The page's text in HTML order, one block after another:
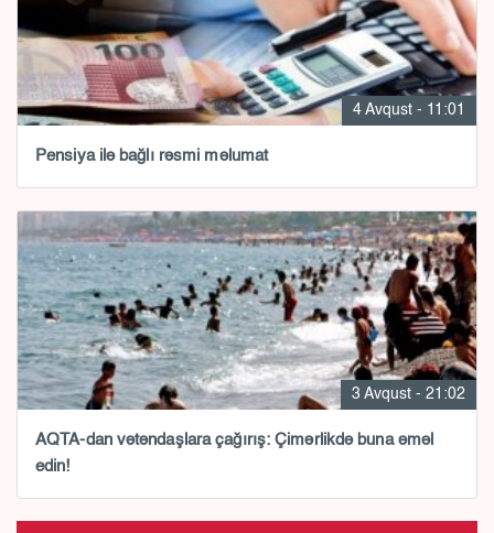
4 Avqust - 11:01
Pensiya ilə bağlı rəsmi məlumat
3 Avqust - 21:02
AQTA-dan vətəndaşlara çağırış: Çimərlikdə buna əməl
edin!